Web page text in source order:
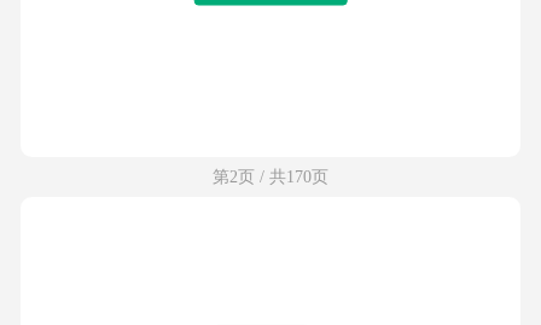
第2页 / 共170页